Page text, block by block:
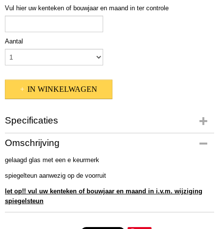
Vul hier uw kenteken of bouwjaar en maand in ter controle
Aantal
IN WINKELWAGEN
Specificaties
Productcode
578-1339
Omschrijving
gelaagd glas met een e keurmerk
spiegelteun aanwezig op de voorruit
let op!! vul uw kenteken of bouwjaar en maand in i.v.m. wijziging
spiegelsteun